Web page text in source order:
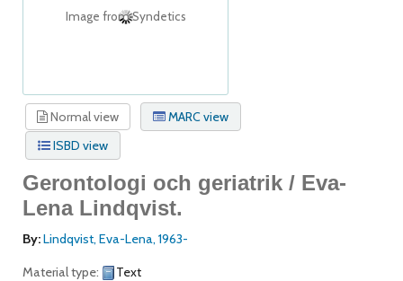
Image from Syndetics
Normal view
MARC view
ISBD view
Gerontologi och geriatrik / Eva-
Lena Lindqvist.
By:Lindqvist, Eva-Lena, 1963-
Material type:
Text